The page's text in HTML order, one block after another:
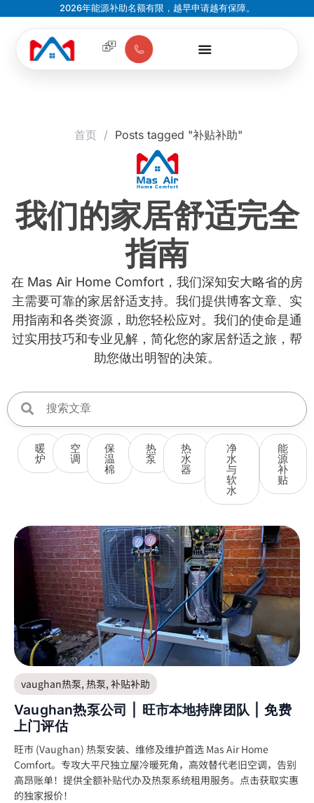
2026年能源补助名额有限，越早申请越有保障。
首页 / Posts tagged "补贴补助"
我们的家居舒适完全
指南
在 Mas Air Home Comfort，我们深知安大略省的房
主需要可靠的家居舒适支持。我们提供博客文章、实
用指南和各类资源，助您轻松应对。我们的使命是通
过实用技巧和专业见解，简化您的家居舒适之旅，帮
助您做出明智的决策。
暖
炉
空
调
保
温
棉
热
泵
热
水
器
净
水
与
软
水
能
源
补
贴
vaughan热泵, 热泵, 补贴补助
Vaughan热泵公司 | 旺市本地持牌团队 | 免费
上门评估
旺市 (Vaughan) 热泵安装、维修及维护首选 Mas Air Home
Comfort。专攻大平尺独立屋冷暖死角，高效替代老旧空调，告别
高昂账单！提供全额补贴代办及热泵系统租用服务。点击获取实惠
的独家报价！